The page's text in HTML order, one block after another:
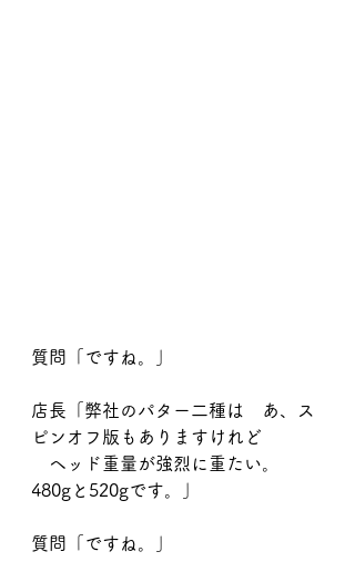
質問「ですね。」
店長「弊社のパター二種は　あ、ス
ピンオフ版もありますけれど
ヘッド重量が強烈に重たい。
480gと520gです。」
質問「ですね。」